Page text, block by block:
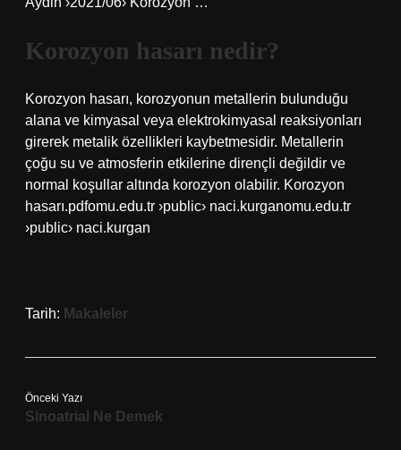
Korozyon hasarı nedir?
Korozyon hasarı, korozyonun metallerin bulunduğu
alana ve kimyasal veya elektrokimyasal reaksiyonları
girerek metalik özellikleri kaybetmesidir. Metallerin
çoğu su ve atmosferin etkilerine dirençli değildir ve
normal koşullar altında korozyon olabilir. Korozyon
hasarı.pdfomu.edu.tr ›public› naci.kurganomu.edu.tr
›public› naci.kurgan
Tarih: Makaleler
Önceki Yazı
Sinoatrial Ne Demek